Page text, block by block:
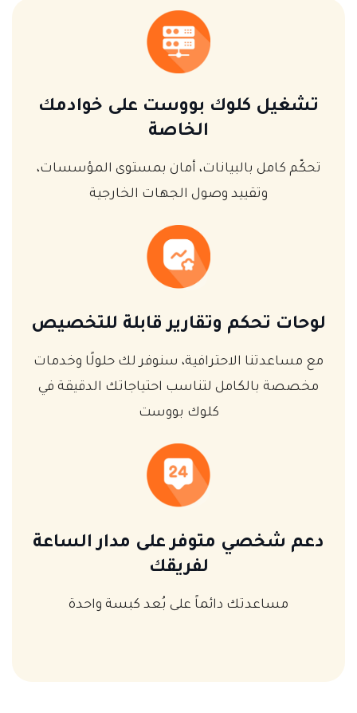
تشغيل كلوك بووست على خوادمك
الخاصة
تحكّم كامل بالبيانات، أمان بمستوى المؤسسات،
وتقييد وصول الجهات الخارجية
لوحات تحكم وتقارير قابلة للتخصيص
مع مساعدتنا الاحترافية، سنوفر لك حلولًا وخدمات
مخصصة بالكامل لتناسب احتياجاتك الدقيقة في
كلوك بووست
دعم شخصي متوفر على مدار الساعة
لفريقك
مساعدتك دائماً على بُعد كبسة واحدة